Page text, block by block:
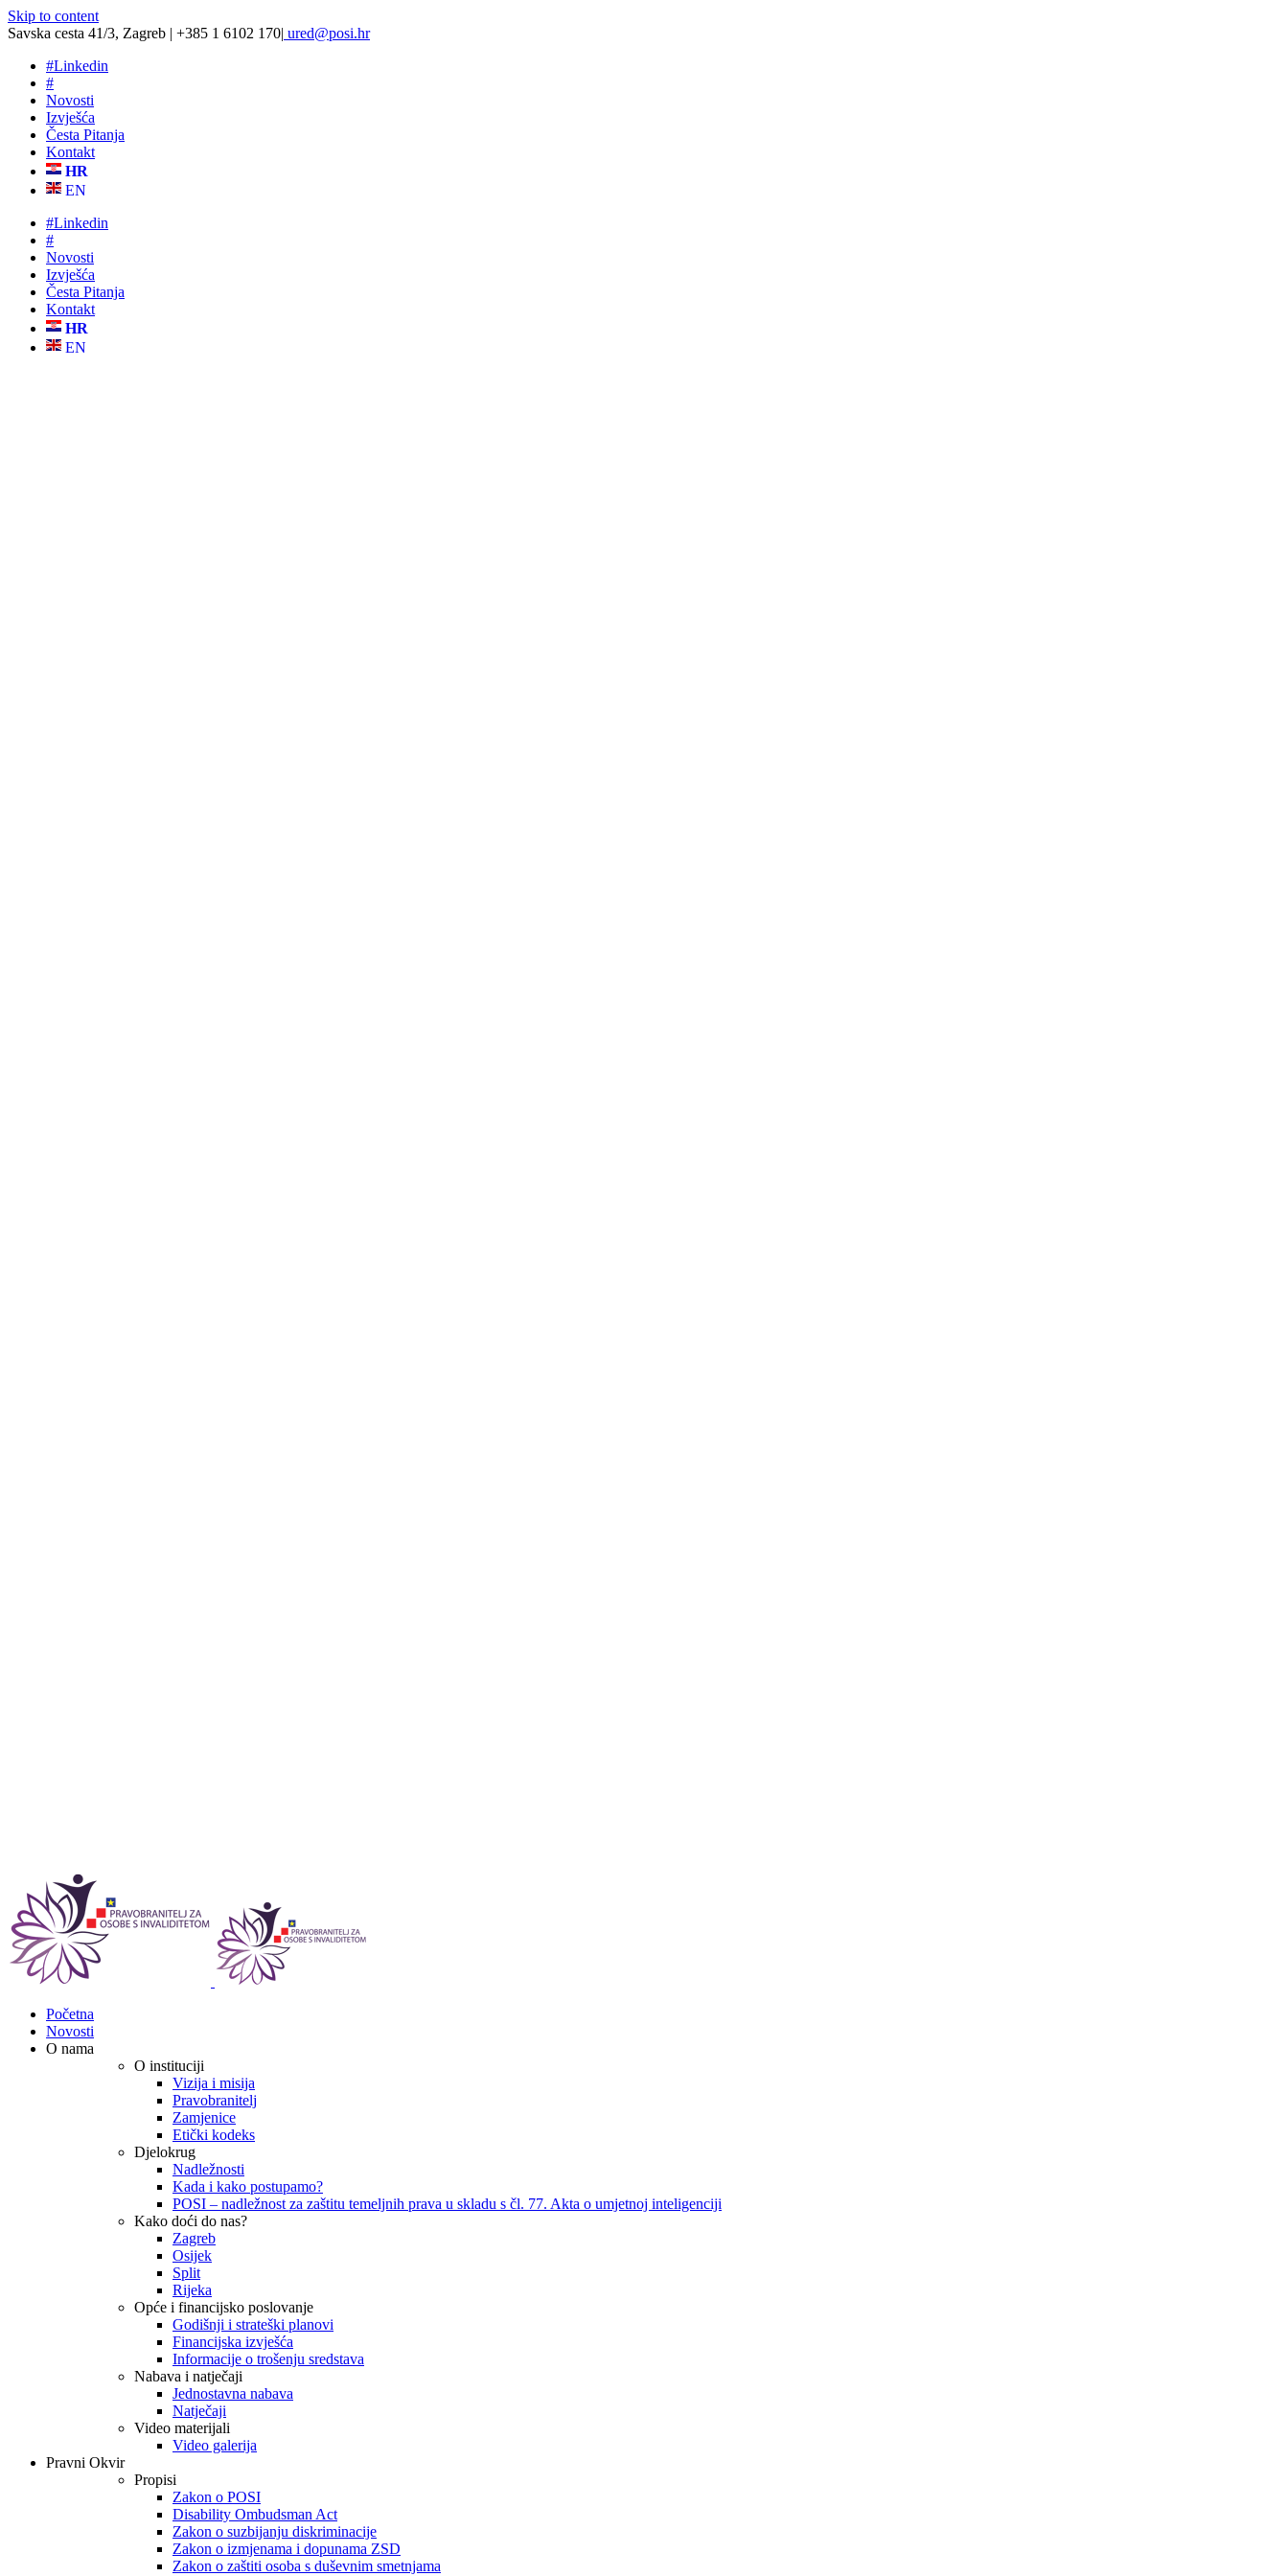
Skip to content
Savska cesta 41/3, Zagreb | +385 1 6102 170| ured@posi.hr
#Linkedin
#
Novosti
Izvješća
Česta Pitanja
Kontakt
HR
EN
#Linkedin
#
Novosti
Izvješća
Česta Pitanja
Kontakt
HR
EN
Početna
Novosti
O nama
O instituciji
Vizija i misija
Pravobranitelj
Zamjenice
Etički kodeks
Djelokrug
Nadležnosti
Kada i kako postupamo?
POSI – nadležnost za zaštitu temeljnih prava u skladu s čl. 77. Akta o umjetnoj inteligenciji
Kako doći do nas?
Zagreb
Osijek
Split
Rijeka
Opće i financijsko poslovanje
Godišnji i strateški planovi
Financijska izvješća
Informacije o trošenju sredstava
Nabava i natječaji
Jednostavna nabava
Natječaji
Video materijali
Video galerija
Pravni Okvir
Propisi
Zakon o POSI
Disability Ombudsman Act
Zakon o suzbijanju diskriminacije
Zakon o izmjenama i dopunama ZSD
Zakon o zaštiti osoba s duševnim smetnjama